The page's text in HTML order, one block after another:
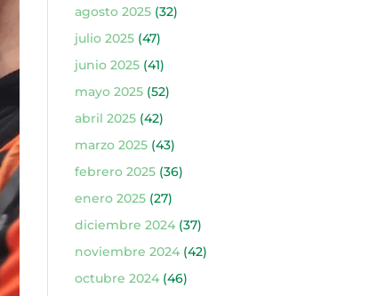
agosto 2025(32)
julio 2025(47)
junio 2025(41)
mayo 2025(52)
abril 2025(42)
marzo 2025(43)
febrero 2025(36)
enero 2025(27)
diciembre 2024(37)
noviembre 2024(42)
octubre 2024(46)